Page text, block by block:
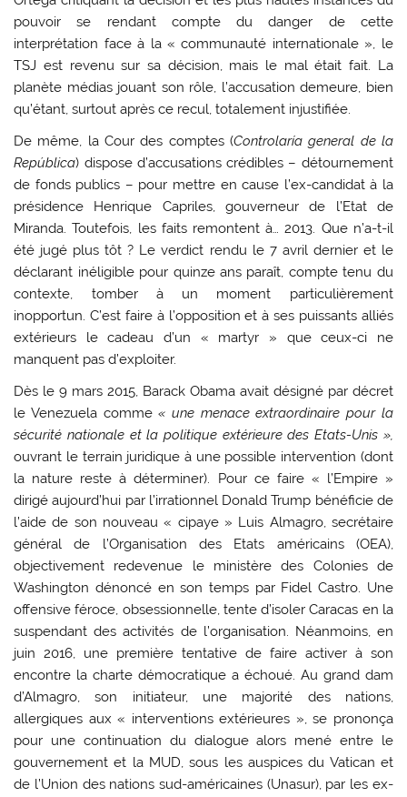
pouvoir se rendant compte du danger de cette
interprétation face à la « communauté internationale », le
TSJ est revenu sur sa décision, mais le mal était fait. La
planète médias jouant son rôle, l’accusation demeure, bien
qu’étant, surtout après ce recul, totalement injustifiée.
De même, la Cour des comptes (Controlaría general de la
República) dispose d’accusations crédibles – détournement
de fonds publics – pour mettre en cause l’ex-candidat à la
présidence Henrique Capriles, gouverneur de l’Etat de
Miranda. Toutefois, les faits remontent à… 2013. Que n’a-t-il
été jugé plus tôt ? Le verdict rendu le 7 avril dernier et le
déclarant inéligible pour quinze ans paraît, compte tenu du
contexte, tomber à un moment particulièrement
inopportun. C’est faire à l’opposition et à ses puissants alliés
extérieurs le cadeau d’un « martyr » que ceux-ci ne
manquent pas d’exploiter.
Dès le 9 mars 2015, Barack Obama avait désigné par décret
le Venezuela comme« une menace extraordinaire pour la
sécurité nationale et la politique extérieure des Etats-Unis »,
ouvrant le terrain juridique à une possible intervention (dont
la nature reste à déterminer). Pour ce faire « l’Empire »
dirigé aujourd’hui par l’irrationnel Donald Trump bénéficie de
l’aide de son nouveau « cipaye » Luis Almagro, secrétaire
général de l’Organisation des Etats américains (OEA),
objectivement redevenue le ministère des Colonies de
Washington dénoncé en son temps par Fidel Castro. Une
offensive féroce, obsessionnelle, tente d’isoler Caracas en la
suspendant des activités de l’organisation. Néanmoins, en
juin 2016, une première tentative de faire activer à son
encontre la charte démocratique a échoué. Au grand dam
d’Almagro, son initiateur, une majorité des nations,
allergiques aux « interventions extérieures », se prononça
pour une continuation du dialogue alors mené entre le
gouvernement et la MUD, sous les auspices du Vatican et
de l’Union des nations sud-américaines (Unasur), par les ex-